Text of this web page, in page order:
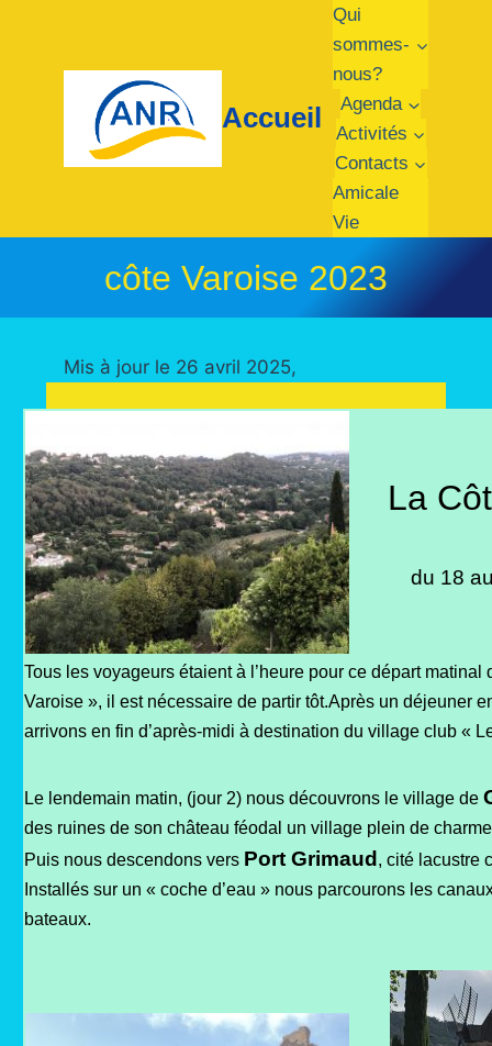
Accueil
Qui
sommes-
nous?
Agenda
Activités
Contacts
Amicale
Vie
côte Varoise 2023
Mis à jour le 26 avril 2025,
La
du 18
Tous les voyageurs étaient à l’heure pour ce départ
Varoise », il est nécessaire de partir tôt.Après un déjeuner
arrivons en fin d’après-midi à destination du village club «
Le lendemain matin, (jour 2) nous découvrons le village de
des ruines de son château féodal un village plein de
Puis nous descendons vers Port Grimaud , cité lacustre
Installés sur un « coche d’eau » nous parcourons les
bateaux.